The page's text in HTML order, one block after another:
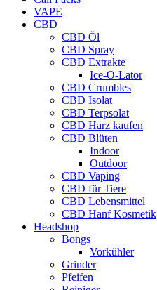
VAPE
CBD
CBD Öl
CBD Spray
CBD Extrakte
Ice-O-Lator
CBD Crumbles
CBD Isolat
CBD Terpsolat
CBD Harz kaufen
CBD Blüten
Indoor
Outdoor
CBD Vaping
CBD für Tiere
CBD Lebensmittel
CBD Hanf Kosmetik
Headshop
Bongs
Vorkühler
Grinder
Pfeifen